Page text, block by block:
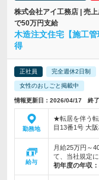
株式会社アイ工務店 | 売
で50万円支給
木造注文住宅【施工
得
正社員 完全週休2日制
女性のおしごと掲載中
情報更新日：2026/04/17 終
勤務地
★転居を伴う
目13番1号 大
給与
月給25万円～
て、当社規定
初年度の年収：